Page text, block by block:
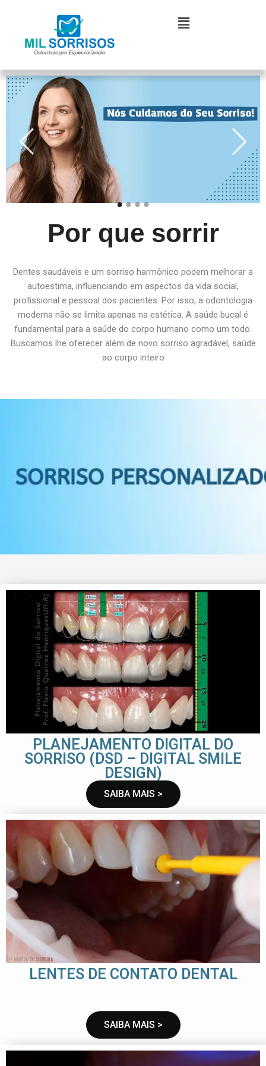
conteúdo
Menu
Por que sorrir
Dentes saudáveis e um sorriso harmônico podem melhorar a
autoestima, influenciando em aspectos da vida social,
profissional e pessoal dos pacientes. Por isso, a odontologia
moderna não se limita apenas na estética. A saúde bucal é
fundamental para a saúde do corpo humano como um todo.
Buscamos lhe oferecer além de novo sorriso agradável, saúde
ao corpo inteiro
PLANEJAMENTO DIGITAL DO
SORRISO (DSD – DIGITAL SMILE
DESIGN)
SAIBA MAIS >
LENTES DE CONTATO DENTAL
SAIBA MAIS >